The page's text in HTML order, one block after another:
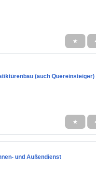
★
(auch Quereinsteiger)
★
und Außendienst